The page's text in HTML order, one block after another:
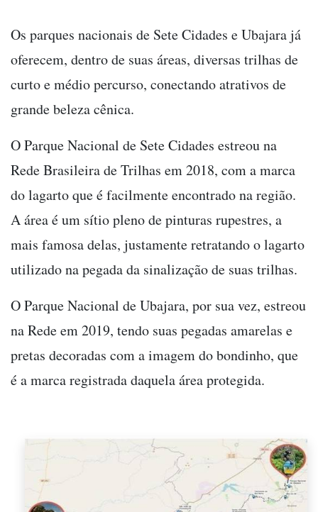
Os parques nacionais de Sete Cidades e Ubajara já
oferecem, dentro de suas áreas, diversas trilhas de
curto e médio percurso, conectando atrativos de
grande beleza cênica.
O Parque Nacional de Sete Cidades estreou na
Rede Brasileira de Trilhas em 2018, com a marca
do lagarto que é facilmente encontrado na região.
A área é um sítio pleno de pinturas rupestres, a
mais famosa delas, justamente retratando o lagarto
utilizado na pegada da sinalização de suas trilhas.
O Parque Nacional de Ubajara, por sua vez, estreou
na Rede em 2019, tendo suas pegadas amarelas e
pretas decoradas com a imagem do bondinho, que
é a marca registrada daquela área protegida.